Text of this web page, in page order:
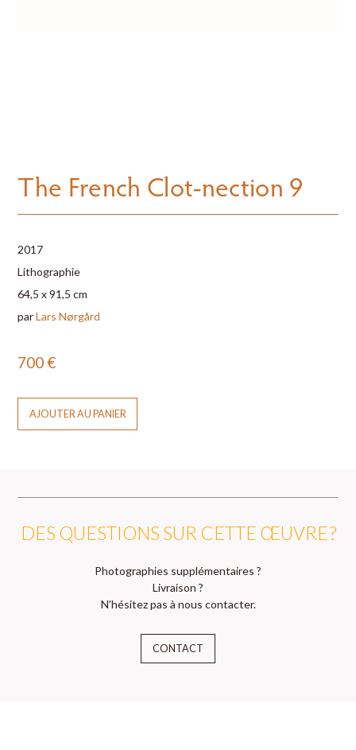
The French Clot-nection 9
2017
Lithographie
64,5 x 91,5 cm
parLars Nørgård
700€
AJOUTER AU PANIER
DES QUESTIONS SUR CETTE ŒUVRE ?
Photographies supplémentaires ?
Livraison ?
N'hésitez pas à nous contacter.
CONTACT